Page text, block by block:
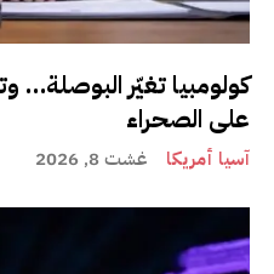
كولومبيا تغيّر البوصلة…
على الصحراء
آسيا أمريكا غشت 8, 2026